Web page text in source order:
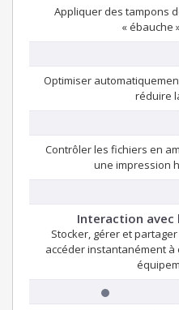
Appliquer des tampons
« ébauche
Optimiser
réduire
Contrôler les fichiers en
une impression
Interaction avec
Stocker, gérer et
accéder instantanément